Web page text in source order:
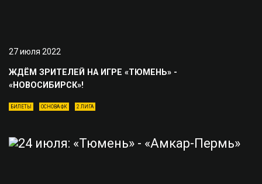
27 июля 2022
ЖДЁМ ЗРИТЕЛЕЙ НА ИГРЕ «ТЮМЕНЬ» -
«НОВОСИБИРСК»!
БИЛЕТЫ ОСНОВА ФК 2 ЛИГА